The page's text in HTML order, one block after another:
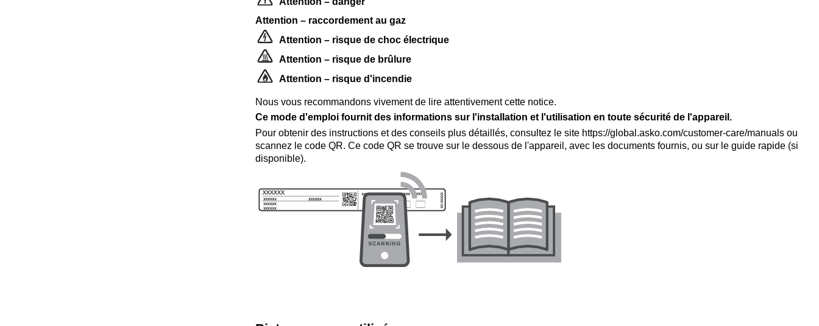
Attention – raccordement au gaz
Attention – risque de choc électrique
Attention – risque de brûlure
Attention – risque d'incendie
Nous vous recommandons vivement de lire attentivement cette notice.
Ce mode d'emploi fournit des informations sur l'installation et l'utilisation en toute sécurité de l'appareil.
Pour obtenir des instructions et des conseils plus détaillés, consultez le site https://global.asko.com/customer-care/manuals ou
scannez le code QR. Ce code QR se trouve sur le dessous de l'appareil, avec les documents fournis, ou sur le guide rapide (si
disponible).